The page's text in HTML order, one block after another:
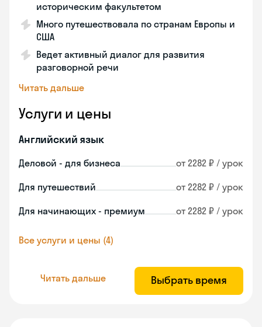
историческим факультетом
Много путешествовала по странам Европы и
США
Ведет активный диалог для развития
разговорной речи
Читать дальше
Услуги и цены
Английский язык
Деловой - для бизнеса от 2282 ₽ / урок
Для путешествий от 2282 ₽ / урок
Для начинающих - премиум от 2282 ₽ / урок
Все услуги и цены (4)
Читать дальше Выбрать время